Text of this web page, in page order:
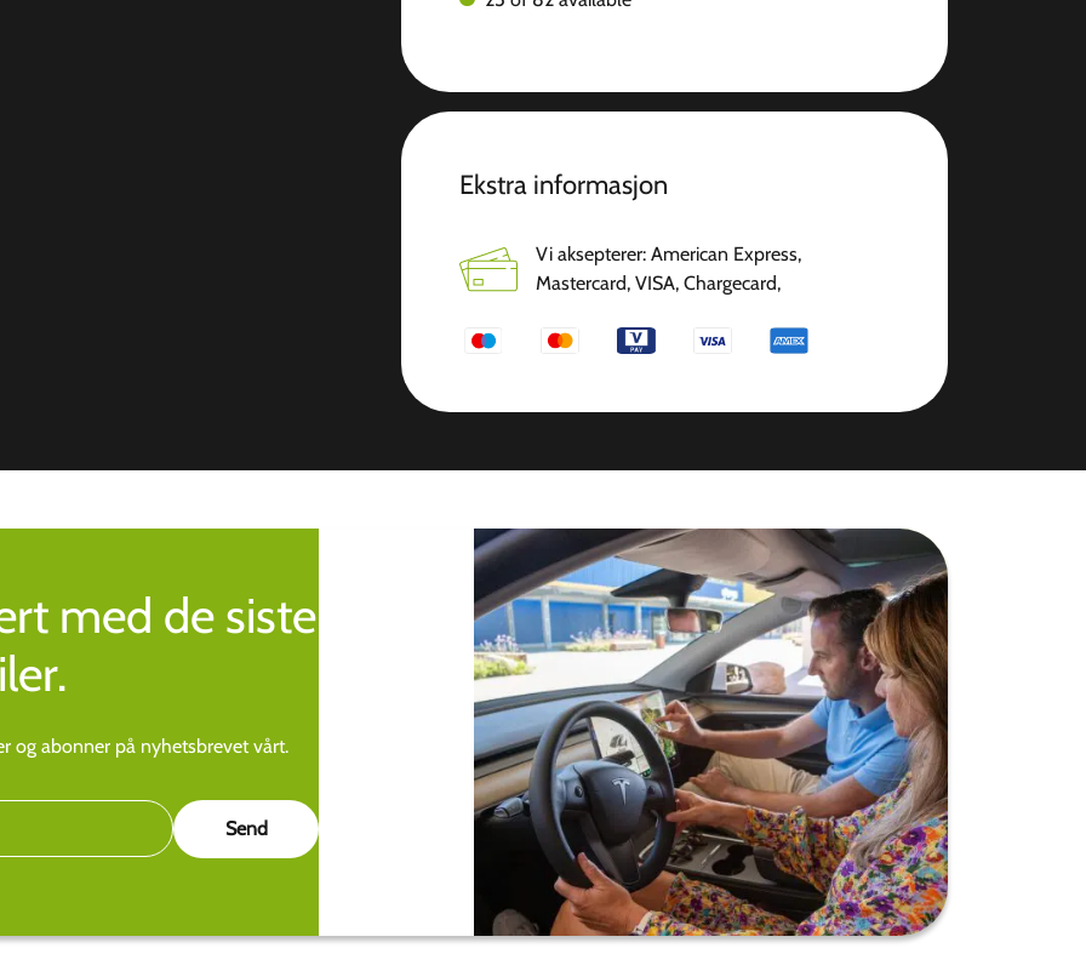
Ekstra informasjon
Vi aksepterer: American Express,
Mastercard, VISA, Chargecard,
med de siste
og abonner på nyhetsbrevet vårt.